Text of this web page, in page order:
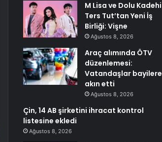
M Lisa ve Dolu Kadehi
Ters Tut’tan Yeni İş
Birliği: Vişne
Ağustos 8, 2026
Araç alımında ÖTV
düzenlemesi:
Vatandaşlar bayilere
akın etti
Ağustos 8, 2026
Çin, 14 AB şirketini ihracat kontrol
listesine ekledi
Ağustos 8, 2026